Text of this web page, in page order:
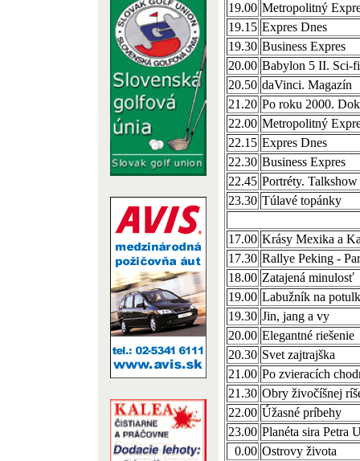
19.00 Metropolitný
19.15 Expres Dnes
19.30 Business Expres
20.00 Babylon 5 II. Sci-
20.50 daVinci. Magazín
21.20 Po roku 2000.
22.00 Metropolitný
22.15 Expres Dnes
22.30 Business Expres
22.45 Portréty. Talkshow
23.30 Túlavé topánky
17.00 Krásy Mexika a
17.30 Rallye Peking -
18.00 Zatajená minulosť
19.00 Labužník na
19.30 Jin, jang a vy
20.00 Elegantné riešenie
20.30 Svet zajtrajška
21.00 Po zvieracích
21.30 Obry živočíšnej
22.00 Úžasné príbehy
23.00 Planéta sira Petra
0.00 Ostrovy života